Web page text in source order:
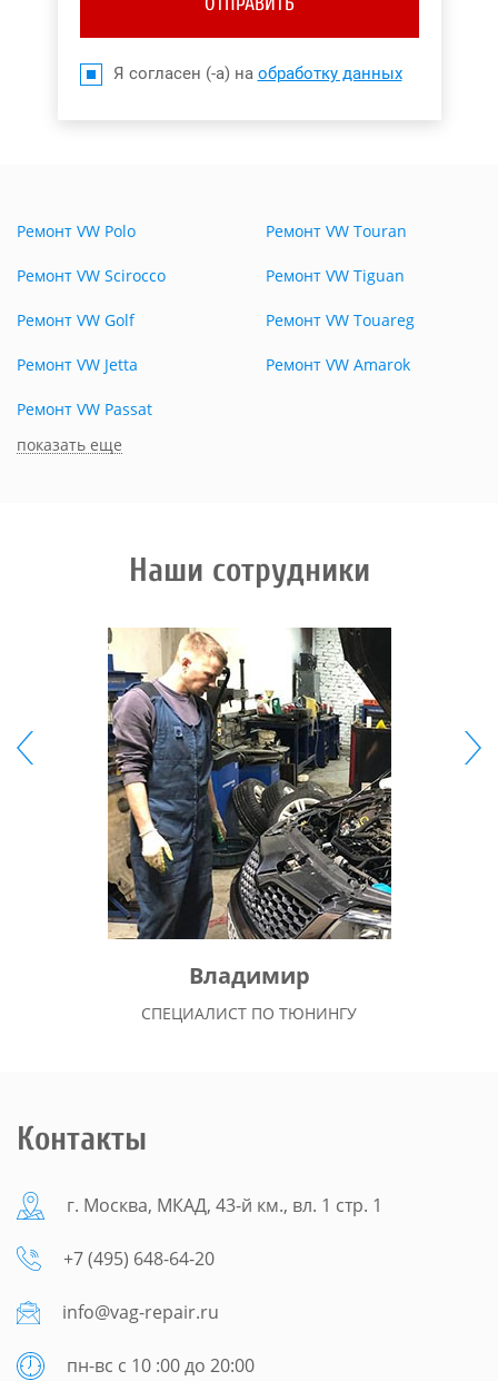
Я согласен (-а) на обработку данных
Ремонт VW Polo
Ремонт VW Scirocco
Ремонт VW Golf
Ремонт VW Jetta
Ремонт VW Passat
Ремонт VW Touran
Ремонт VW Tiguan
Ремонт VW Touareg
Ремонт VW Amarok
показать еще
Наши сотрудники
Владимир
СПЕЦИАЛИСТ ПО ТЮНИНГУ
Контакты
г. Москва, МКАД, 43-й км., вл. 1 стр. 1
+7 (495) 648-64-20
info@vag-repair.ru
пн-вс с 10 :00 до 20:00